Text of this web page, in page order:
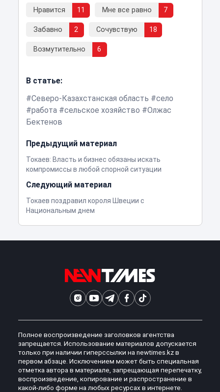
Нравится 11 Мне все равно 7
Забавно 2 Сочувствую 18
Возмутительно 6
В статье:
Северо-Казахстанская область
село
работа
сельское хозяйство
Олжас
Бектенов
Предыдущий материал
Токаев: Власть и бизнес обязаны искать
компромиссы в любой спорной ситуации
Следующий материал
Токаев поздравил короля Швеции с
Национальным днем
Полное воспроизведение заголовков агентства
запрещается. Использование материалов допускается
только при наличии гиперссылки на newtimes.kz в
первом абзаце. Исключением может быть специальная
отметка автора в материале, запрещающая перепечатку,
воспроизведение, копирование и распространение в
какой-либо форме на любых ресурсах в интернете.